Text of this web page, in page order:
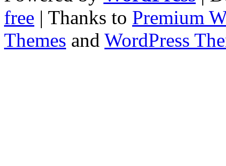
free | Thanks to Premium
Themes and WordPress